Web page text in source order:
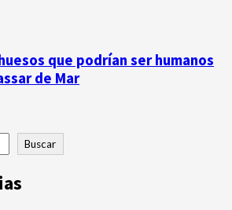
que podrían ser humanos
de Mar
Buscar